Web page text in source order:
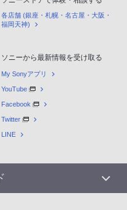
各店舗 (銀座・札幌・名古屋・大阪・
福岡天神)
ソニーから最新情報を受け取る
My Sonyアプリ
YouTube
Facebook
Twitter
LINE